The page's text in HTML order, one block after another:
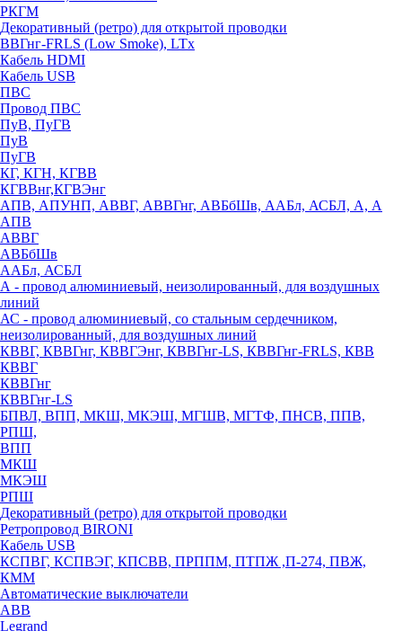
РКГМ
Декоративный (ретро) для открытой проводки
ВВГнг-FRLS (Low Smoke), LTx
Кабель HDMI
Кабель USB
ПВС
Провод ПВС
ПуВ, ПуГВ
ПуВ
ПуГВ
КГ, КГН, КГВВ
КГВВнг,КГВЭнг
АПВ, АПУНП, АВВГ, АВВГнг, АВБбШв, ААБл, АСБЛ, А, А
АПВ
АВВГ
АВБбШв
ААБл, АСБЛ
А - провод алюминиевый, неизолированный, для воздушных
линий
АС - провод алюминиевый, со стальным сердечником,
неизолированный, для воздушных линий
КВВГ, КВВГнг, КВВГЭнг, КВВГнг-LS, КВВГнг-FRLS, КВВ
КВВГ
КВВГнг
КВВГнг-LS
БПВЛ, ВПП, МКШ, МКЭШ, МГШВ, МГТФ, ПНСВ, ППВ,
РПШ,
ВПП
МКШ
МКЭШ
РПШ
Декоративный (ретро) для открытой проводки
Ретропровод BIRONI
Кабель USB
КСПВГ, КСПВЭГ, КПСВВ, ПРППМ, ПТПЖ ,П-274, ПВЖ,
КММ
Автоматические выключатели
ABB
Legrand